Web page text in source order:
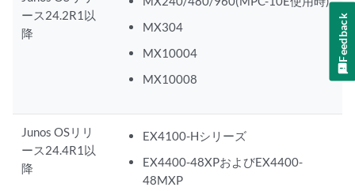
ース24.2R1以
降
MX304
MX10004
MX10008
Junos OSリリ
ース24.4R1以
降
EX4100-Hシリーズ
EX4400-48XPおよびEX4400-
48MXP
Feedback